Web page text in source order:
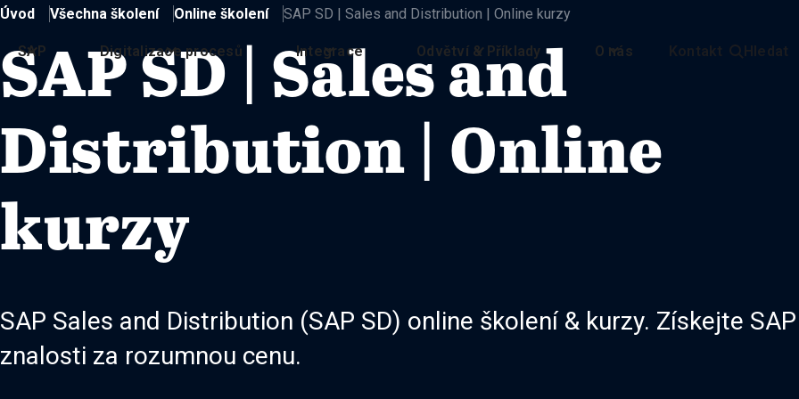
SAP Digitalizace procesů Integrace Odvětví & Příklady O nás Kontakt  Hledat
Úvod Všechna školení Online školení SAP SD | Sales and Distribution | Online kurzy
SAP SD | Sales and
Distribution | Online
kurzy
SAP Sales and Distribution (SAP SD) online školení & kurzy. Získejte SAP
znalosti za rozumnou cenu.